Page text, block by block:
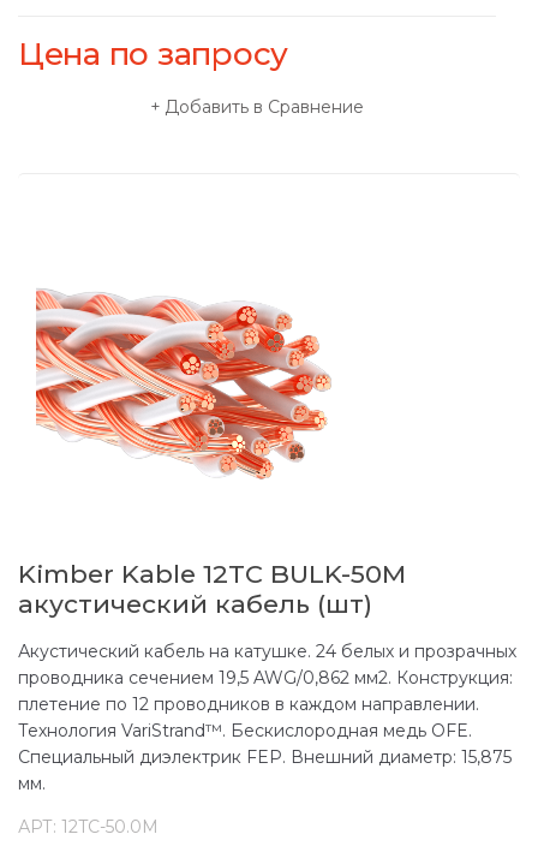
Цена по запросу
Добавить в Сравнение
Kimber Kable 12TC BULK-50M
акустический кабель (шт)
Акустический кабель на катушке. 24 белых и прозрачных
проводника сечением 19,5 AWG/0,862 мм2. Конструкция:
плетение по 12 проводников в каждом направлении.
Технология VariStrand™. Бескислородная медь OFE.
Специальный диэлектрик FEP. Внешний диаметр: 15,875
мм.
АРТ: 12TC-50.0M